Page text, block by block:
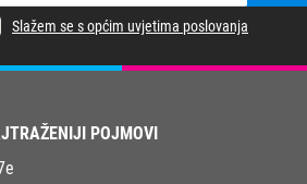
Slažem se s općim uvjetima poslovanja
POJMOVI